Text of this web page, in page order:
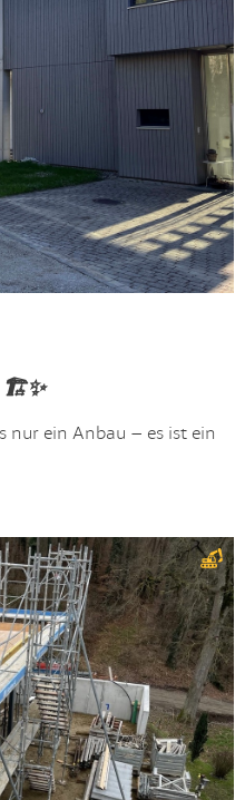
🏗️✨
nur ein Anbau – es ist ein